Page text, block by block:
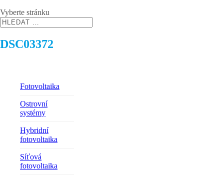
Vyberte stránku
DSC03372
Fotovoltaika
Ostrovní
systémy
Hybridní
fotovoltaika
Síťová
fotovoltaika